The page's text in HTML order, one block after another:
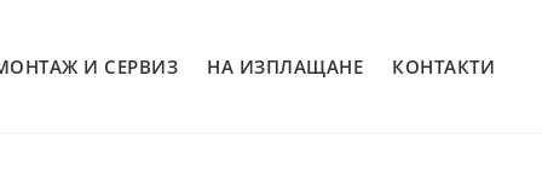
И СЕРВИЗ НА ИЗПЛАЩАНЕ КОНТАКТИ